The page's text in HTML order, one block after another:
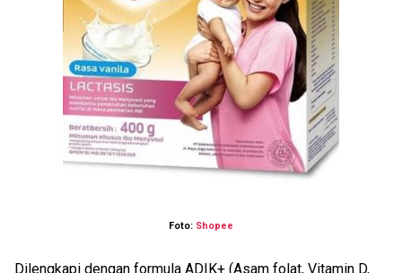
Foto: Shopee
Dilengkapi dengan formula ADIK+ (Asam folat, Vitamin D,